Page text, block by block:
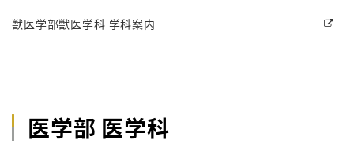
獣医学部獣医学科 学科案内
医学部 医学科